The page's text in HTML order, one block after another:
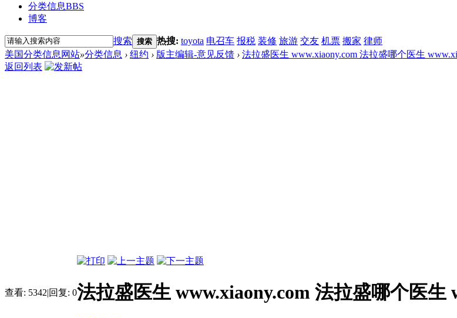
分类信息BBS
博客
搜索 搜索 热搜: toyota 电召车 报税 装修 旅游 交友 机票 搬家 律师
美国分类信息网站»分类信息 › 纽约 › 版主编辑-意见反馈 › 法拉盛医生 www.xiaony.com 法拉盛哪个医生
返回列表
查看: 5342|回复: 0法拉盛医生 www.xiaony.com 法拉盛哪个医生